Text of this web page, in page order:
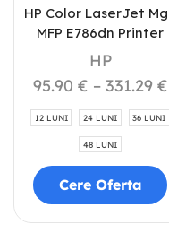
HP Color LaserJet
MFP E786dn Printer
HP
95.90 € – 331.29 €
12 LUNI 24 LUNI 36 LUNI
48 LUNI
Cere Oferta